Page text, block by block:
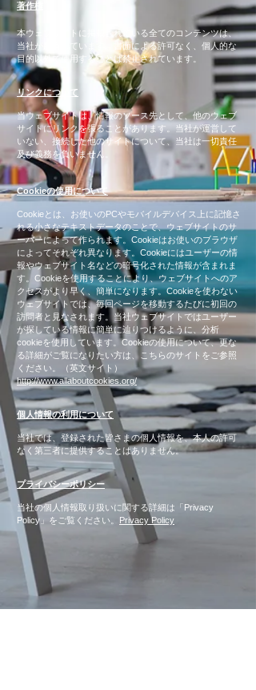
著作権
本ウェブサイトに掲載されている全てのコンテンツは、
当社が所有しています。書面による許可なく、個人的な
目的以外で使用することは禁止されています。
リンクについて
当ウェブサイトは、情報のソース先として、他のウェブ
サイトにリンクを張ることがあります。当社が運営して
いない、接続した他のサイトについて、当社は一切責任
及び義務を負いません。
Cookieの使用について
Cookieとは、お使いのPCやモバイルデバイス上に記憶さ
れる小さなテキストデータのことで、ウェブサイトのサ
ーバーによって作られます。Cookieはお使いのブラウザ
によってそれぞれ異なります。Cookieにはユーザーの情
報やウェブサイト名などの暗号化された情報が含まれま
す。Cookieを使用することにより、ウェブサイトへのア
クセスがより早く、簡単になります。Cookieを使わない
ウェブサイトでは、毎回ページを移動するたびに初回の
訪問者と見なされます。当社ウェブサイトではユーザー
が探している情報に簡単に辿りつけるように、分析
cookieを使用しています。Cookieの使用について、更な
る詳細がご覧になりたい方は、こちらのサイトをご参照
ください。（英文サイト）
http://www.allaboutcookies.org/
個人情報の利用について
当社では、登録された皆さまの個人情報を、本人の許可
なく第三者に提供することはありません。
プライバシーポリシー
当社の個人情報取り扱いに関する詳細は「Privacy
Policy」をご覧ください。 Privacy Policy